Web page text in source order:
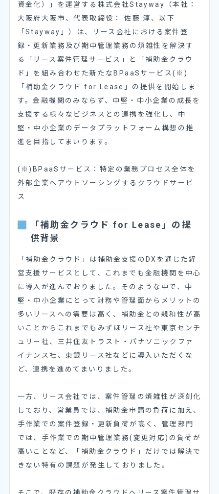
資金化）」を運営する株式会社Stayway（本社：
大阪府大阪市、代表取締役： 佐藤 淳、以下
「Stayway」）は、リース会社における案件登
録・更新業務及び期中管理業務の煩雑性を解決す
る「リース案件管理サービス」と「補助金クラウ
ド」を組み合わせた新たなBPaaSサービス(※)
「補助金クラウド for Lease」の提供を開始しま
す。金融機関のみならず、中堅・中小企業の成長を
支援する様々なビジネスとの連携を強化し、中
堅・中小企業のデータプラットフォーム構想の推
進を目指してまいります。
(※)BPaaSサービス：特定の業務プロセス全体を
外部企業へアウトソーシングするクラウドサービ
ス
「補助金クラウド for Lease」の提
供背景
「補助金クラウド」は補助金支援のDXを通じた経
営支援サービスとして、これまでも金融機関を中心
に導入が進んでおりました。そのような中で、中
堅・中小企業にとって財務や管理面からメリットの
多いリースへの需要は高く、補助金との親和性が高
いことからこれまでもみずほリース社や東京センチ
ュリー社、三井住友トラスト・パナソニックファ
イナンス社、東銀リース社などに導入いただくな
ど、連携を進めてまいりました。
一方、リース会社では、案件管理の煩雑性が深刻化
しており、営業員では、補助金申請の負荷に加え、
手作業での案件登録・更新負荷が高く、管理部門
では、手作業での期中管理業務(変更対応)の負荷が
高いことなど、「補助金クラウド」だけでは解決で
きない特有の課題が発生しておりました。